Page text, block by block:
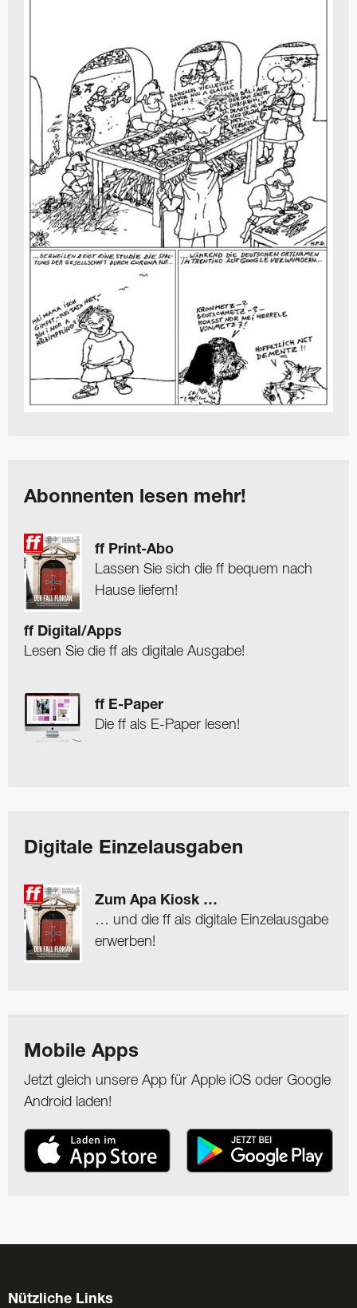
Abonnenten lesen mehr!
ff Print-Abo
Lassen Sie sich die ff bequem nach
Hause liefern!
ff Digital/Apps
Lesen Sie die ff als digitale Ausgabe!
ff E-Paper
Die ff als E-Paper lesen!
Digitale Einzelausgaben
Zum Apa Kiosk …
… und die ff als digitale Einzelausgabe
erwerben!
Mobile Apps
Jetzt gleich unsere App für Apple iOS oder Google
Android laden!
Nützliche Links